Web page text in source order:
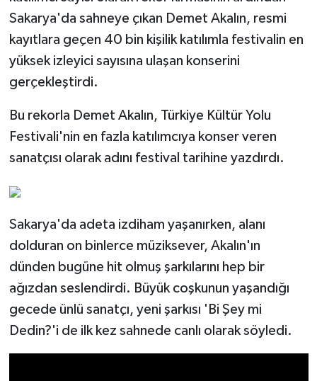
Sakarya'da sahneye çıkan Demet Akalın, resmi
kayıtlara geçen 40 bin kişilik katılımla festivalin en
yüksek izleyici sayısına ulaşan konserini
gerçekleştirdi.
Bu rekorla Demet Akalın, Türkiye Kültür Yolu
Festivali'nin en fazla katılımcıya konser veren
sanatçısı olarak adını festival tarihine yazdırdı.
Sakarya'da adeta izdiham yaşanırken, alanı
dolduran on binlerce müziksever, Akalın'ın
dünden bugüne hit olmuş şarkılarını hep bir
ağızdan seslendirdi. Büyük coşkunun yaşandığı
gecede ünlü sanatçı, yeni şarkısı 'Bi Şey mi
Dedin?'i de ilk kez sahnede canlı olarak söyledi.